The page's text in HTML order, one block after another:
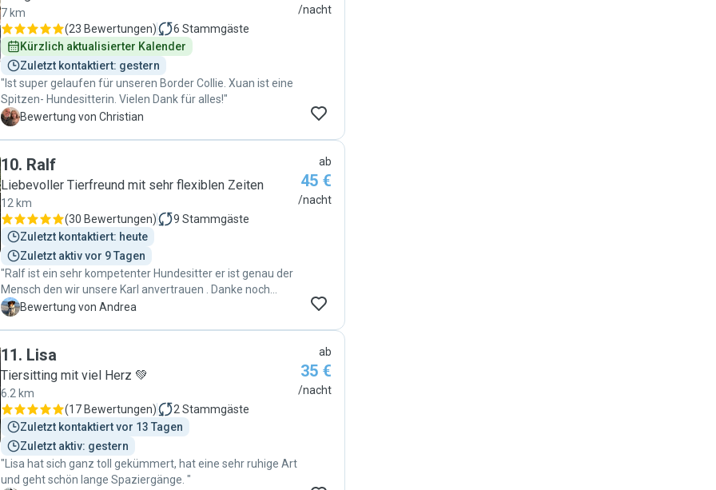
zu sehen, dass Jimmy sich bei ihnen genauso entspannt
und glücklich verhält wie zu Hause bei uns. Man merkt
sofort, dass sie Hunde sehr lieben – und Jimmy hat sie
auch sehr ins Herz geschlossen. Wir sind sehr dankbar,
dass wir Rut und Richard kennengelernt haben und würden
Jimmy jederzeit wieder mit gutem Gefühl zu ihnen
bringen. Absolute Empfehlung! "
7 km
(23 Bewertungen) 6 Stammgäste
Kürzlich aktualisierter Kalender
Zuletzt kontaktiert: gestern
"Ist super gelaufen für unseren Border Collie. Xuan ist eine
Spitzen- Hundesitterin. Vielen Dank für alles!"
C Bewertung von Christian
/nacht
10. Ralf
Liebevoller Tierfreund mit sehr flexiblen Zeiten
12 km
(30 Bewertungen) 9 Stammgäste
Zuletzt kontaktiert: heute
Zuletzt aktiv vor 9 Tagen
"Ralf ist ein sehr kompetenter Hundesitter er ist genau der
Mensch den wir unsere Karl anvertrauen . Danke noch
einmal.. "
A Bewertung von Andrea
ab
45 €
/nacht
11. Lisa
Tiersitting mit viel Herz 💚
6.2 km
(17 Bewertungen) 2 Stammgäste
Zuletzt kontaktiert vor 13 Tagen
Zuletzt aktiv: gestern
"Lisa hat sich ganz toll gekümmert, hat eine sehr ruhige Art
und geht schön lange Spaziergänge. "
ab
35 €
/nacht